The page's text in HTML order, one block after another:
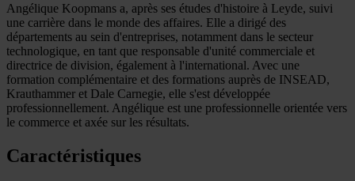
Angélique Koopmans a, après ses études d'histoire à Leyde, suivi
une carrière dans le monde des affaires. Elle a dirigé des
départements au sein d'entreprises, notamment dans le secteur
technologique, en tant que responsable d'unité commerciale et
directrice de division, également à l'international. Avec une
formation complémentaire et des formations auprès de INSEAD,
Krauthammer et Dale Carnegie, elle s'est développée
professionnellement. Angélique est une professionnelle orientée vers
le commerce et axée sur les résultats.
Caractéristiques